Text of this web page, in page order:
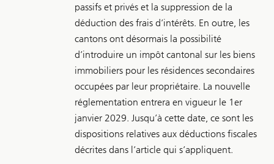
passifs et privés et la suppression de la
déduction des frais d’intérêts. En outre, les
cantons ont désormais la possibilité
d’introduire un impôt cantonal sur les biens
immobiliers pour les résidences secondaires
occupées par leur propriétaire. La nouvelle
réglementation entrera en vigueur le 1er
janvier 2029. Jusqu’à cette date, ce sont les
dispositions relatives aux déductions fiscales
décrites dans l’article qui s’appliquent.